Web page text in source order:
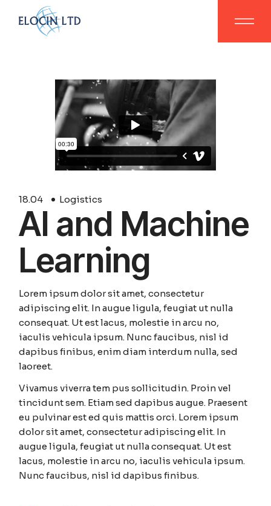
18.04 Logistics
AI and Machine
Learning
Lorem ipsum dolor sit amet, consectetur
adipiscing elit. In augue ligula, feugiat ut nulla
consequat. Ut est lacus, molestie in arcu no,
iaculis vehicula ipsum. Nunc faucibus, nisl id
dapibus finibus, enim diam interdum nulla, sed
laoreet.
Vivamus viverra tem pus sollicitudin. Proin vel
tincidunt sem. Etiam sed dapibus augue. Praesent
eu pulvinar est ed quis mattis orci. Lorem ipsum
dolor sit amet, consectetur adipiscing elit. In
augue ligula, feugiat ut nulla consequat. Ut est
lacus, molestie in arcu no, iaculis vehicula ipsum.
Nunc faucibus, nisl id dapibus finibus.